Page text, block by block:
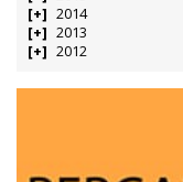
2014
2013
2012